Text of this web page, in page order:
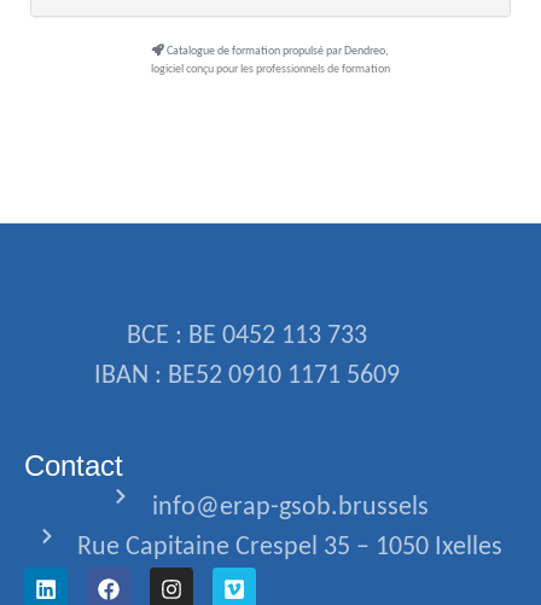
Catalogue de formation propulsé par Dendreo,
logiciel conçu pour les professionnels de formation
BCE : BE 0452 113 733
IBAN : BE52 0910 1171 5609
Contact
info@erap-gsob.brussels
Rue Capitaine Crespel 35 – 1050 Ixelles